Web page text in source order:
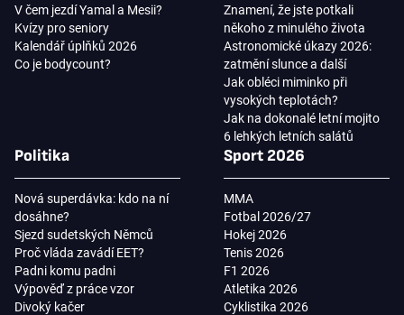
V čem jezdí Yamal a Mesii?
Kvízy pro seniory
Kalendář úplňků 2026
Co je bodycount?
Znamení, že jste potkali
někoho z minulého života
Astronomické úkazy 2026:
zatmění slunce a další
Jak obléci miminko při
vysokých teplotách?
Jak na dokonalé letní mojito
6 lehkých letních salátů
Politika
Nová superdávka: kdo na ní
dosáhne?
Sjezd sudetských Němců
Proč vláda zavádí EET?
Padni komu padni
Výpověď z práce vzor
Divoký kačer
Sport 2026
MMA
Fotbal 2026/27
Hokej 2026
Tenis 2026
F1 2026
Atletika 2026
Cyklistika 2026